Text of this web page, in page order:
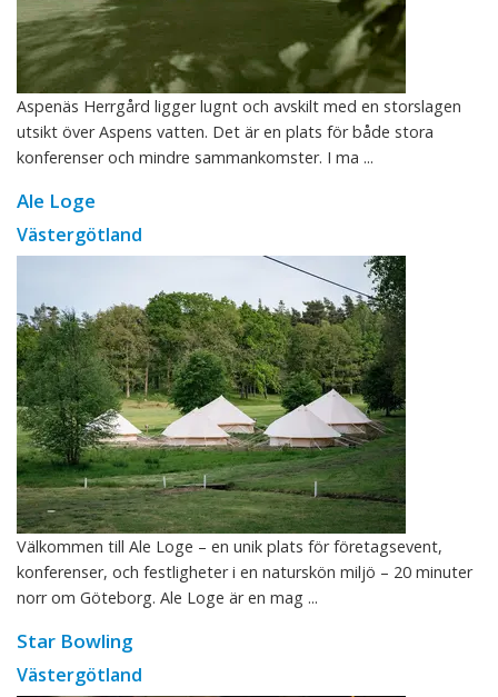
Aspenäs Herrgård ligger lugnt och avskilt med en storslagen
utsikt över Aspens vatten. Det är en plats för både stora
konferenser och mindre sammankomster. I ma ...
Ale Loge
Västergötland
Välkommen till Ale Loge – en unik plats för företagsevent,
konferenser, och festligheter i en naturskön miljö – 20 minuter
norr om Göteborg. Ale Loge är en mag ...
Star Bowling
Västergötland